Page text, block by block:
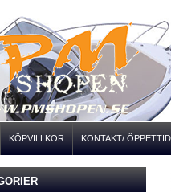
KÖPVILLKOR KONTAKT/